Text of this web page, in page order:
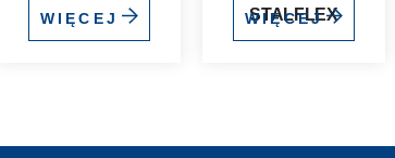
WIĘCEJ
STALFLEX
WIĘCEJ